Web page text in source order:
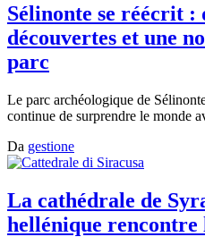
Sélinonte se réécrit :
découvertes et une
parc
Le parc archéologique de
continue de surprendre le monde
Da gestione
La cathédrale de
hellénique rencontre